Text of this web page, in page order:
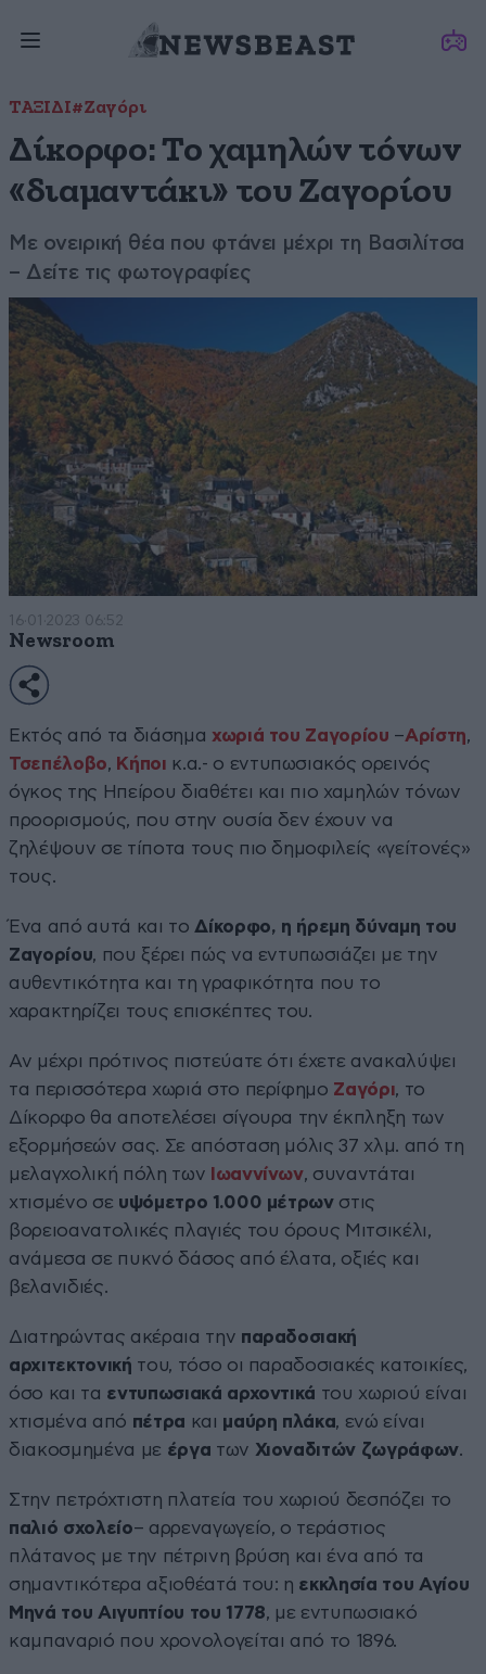
ΤΑΞΙΔΙ#Ζαγόρι
Δίκορφο: Το χαμηλών τόνων
«διαμαντάκι» του Ζαγορίου
Με ονειρική θέα που φτάνει μέχρι τη Βασιλίτσα
– Δείτε τις φωτογραφίες
16·01·2023 06:52
Newsroom
Εκτός από τα διάσημα χωριά του Ζαγορίου –Αρίστη,
Τσεπέλοβο, Κήποι κ.α.- ο εντυπωσιακός ορεινός
όγκος της Ηπείρου διαθέτει και πιο χαμηλών τόνων
προορισμούς, που στην ουσία δεν έχουν να
ζηλέψουν σε τίποτα τους πιο δημοφιλείς «γείτονές»
τους.
Ένα από αυτά και το Δίκορφο, η ήρεμη δύναμη του
Ζαγορίου, που ξέρει πώς να εντυπωσιάζει με την
αυθεντικότητα και τη γραφικότητα που το
χαρακτηρίζει τους επισκέπτες του.
Αν μέχρι πρότινος πιστεύατε ότι έχετε ανακαλύψει
τα περισσότερα χωριά στο περίφημο Ζαγόρι, το
Δίκορφο θα αποτελέσει σίγουρα την έκπληξη των
εξορμήσεών σας. Σε απόσταση μόλις 37 χλμ. από τη
μελαγχολική πόλη των
Ιωαννίνων, συναντάται
χτισμένο σε υψόμετρο 1.000 μέτρων στις
βορειοανατολικές πλαγιές του όρους Μιτσικέλι,
ανάμεσα σε πυκνό δάσος από έλατα, οξιές και
βελανιδιές.
Διατηρώντας ακέραια την παραδοσιακή
αρχιτεκτονική του, τόσο οι παραδοσιακές κατοικίες,
όσο και τα εντυπωσιακά αρχοντικά του χωριού είναι
χτισμένα από πέτρα και μαύρη πλάκα, ενώ είναι
διακοσμημένα με έργα των Χιοναδιτών ζωγράφων.
Στην πετρόχτιστη πλατεία του χωριού δεσπόζει το
παλιό σχολείο– αρρεναγωγείο, ο τεράστιος
πλάτανος με την πέτρινη βρύση και ένα από τα
σημαντικότερα αξιοθέατά του: η εκκλησία του Αγίου
Μηνά του Αιγυπτίου του 1778, με εντυπωσιακό
καμπαναριό που χρονολογείται από το 1896.